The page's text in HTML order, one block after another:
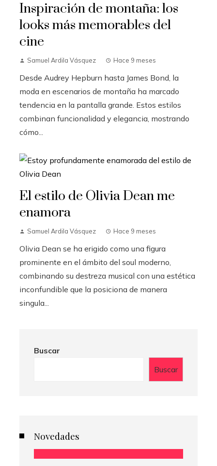
Inspiración de montaña: los
looks más memorables del
cine
Samuel Ardila Vásquez Hace 9 meses
Desde Audrey Hepburn hasta James Bond, la
moda en escenarios de montaña ha marcado
tendencia en la pantalla grande. Estos estilos
combinan funcionalidad y elegancia, mostrando
cómo...
El estilo de Olivia Dean me
enamora
Samuel Ardila Vásquez Hace 9 meses
Olivia Dean se ha erigido como una figura
prominente en el ámbito del soul moderno,
combinando su destreza musical con una estética
inconfundible que la posiciona de manera
singula...
Buscar
Buscar
Novedades